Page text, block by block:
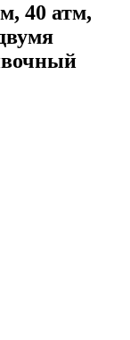
40 атм,